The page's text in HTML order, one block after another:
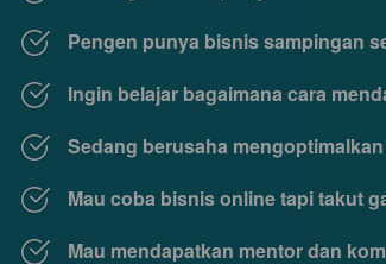
Pengen punya bisnis sampingan
Ingin belajar bagaimana cara
Sedang berusaha
Mau coba bisnis online tapi takut
Mau mendapatkan mentor dan